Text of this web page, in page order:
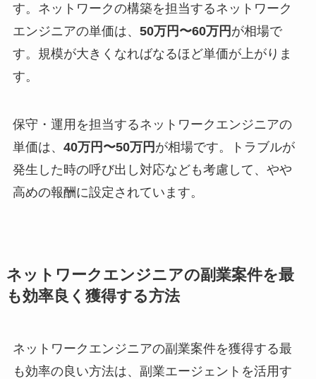
す。ネットワークの構築を担当するネットワーク
エンジニアの単価は、 50万円〜60万円 が相場で
す。規模が大きくなればなるほど単価が上がりま
す。
保守・運用を担当するネットワークエンジニアの
単価は、 40万円〜50万円 が相場です。トラブルが
発生した時の呼び出し対応なども考慮して、やや
高めの報酬に設定されています。
ネットワークエンジニアの副業案件を最
も効率良く獲得する方法
ネットワークエンジニアの副業案件を獲得する最
も効率の良い方法は、副業エージェントを活用す